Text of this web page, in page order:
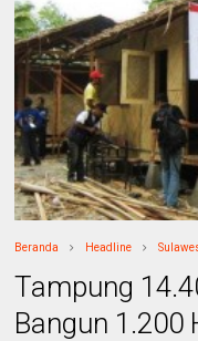
Beranda Headline
Tampung
Bangun 1.200